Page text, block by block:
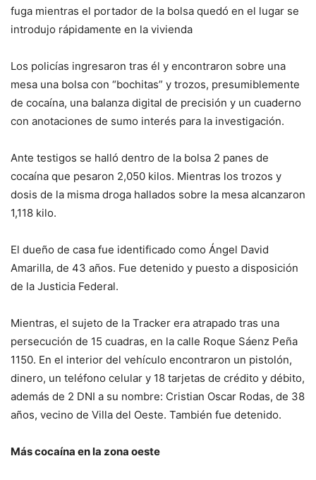
fuga mientras el portador de la bolsa quedó en el lugar se
introdujo rápidamente en la vivienda
Los policías ingresaron tras él y encontraron sobre una
mesa una bolsa con “bochitas” y trozos, presumiblemente
de cocaína, una balanza digital de precisión y un cuaderno
con anotaciones de sumo interés para la investigación.
Ante testigos se halló dentro de la bolsa 2 panes de
cocaína que pesaron 2,050 kilos. Mientras los trozos y
dosis de la misma droga hallados sobre la mesa alcanzaron
1,118 kilo.
El dueño de casa fue identificado como Ángel David
Amarilla, de 43 años. Fue detenido y puesto a disposición
de la Justicia Federal.
Mientras, el sujeto de la Tracker era atrapado tras una
persecución de 15 cuadras, en la calle Roque Sáenz Peña
1150. En el interior del vehículo encontraron un pistolón,
dinero, un teléfono celular y 18 tarjetas de crédito y débito,
además de 2 DNI a su nombre: Cristian Oscar Rodas, de 38
años, vecino de Villa del Oeste. También fue detenido.
Más cocaína en la zona oeste